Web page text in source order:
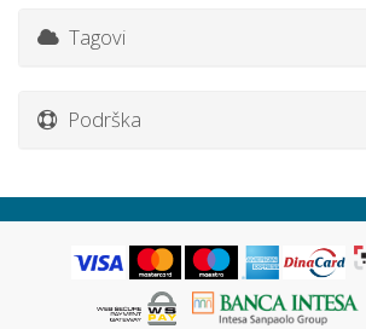
Tagovi
Podrška